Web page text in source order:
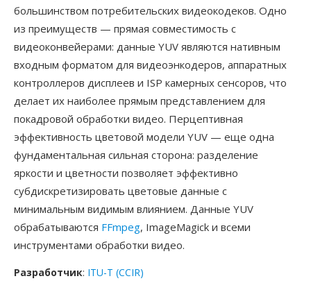
большинством потребительских видеокодеков. Одно
из преимуществ — прямая совместимость с
видеоконвейерами: данные YUV являются нативным
входным форматом для видеоэнкодеров, аппаратных
контроллеров дисплеев и ISP камерных сенсоров, что
делает их наиболее прямым представлением для
покадровой обработки видео. Перцептивная
эффективность цветовой модели YUV — еще одна
фундаментальная сильная сторона: разделение
яркости и цветности позволяет эффективно
субдискретизировать цветовые данные с
минимальным видимым влиянием. Данные YUV
обрабатываются FFmpeg, ImageMagick и всеми
инструментами обработки видео.
Разработчик: ITU-T (CCIR)